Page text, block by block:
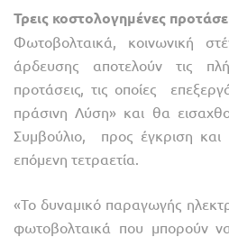
Τρεις κοστολογημένες
Φωτοβολταικά, κοινωνική
άρδευσης αποτελούν τις
προτάσεις, τις οποίες
πράσινη Λύση» και θα
Συμβούλιο, προς έγκριση
επόμενη τετραετία.
«Το δυναμικό παραγωγής
φωτοβολταικά που μπορούν